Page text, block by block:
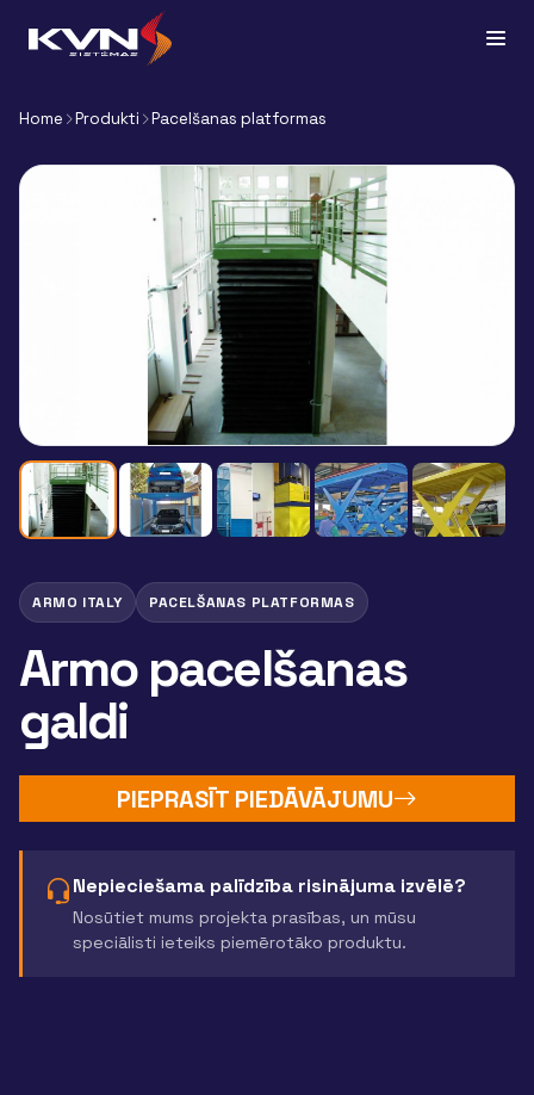
Home Produkti Pacelšanas platformas
ARMO ITALY PACELŠANAS PLATFORMAS
Armo pacelšanas
galdi
PIEPRASĪT PIEDĀVĀJUMU
Nepieciešama palīdzība risinājuma izvēlē?
Nosūtiet mums projekta prasības, un mūsu
speciālisti ieteiks piemērotāko produktu.